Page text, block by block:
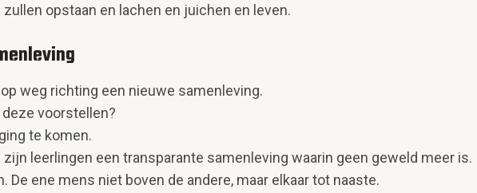
opstaan en lachen en juichen en leven.
weg richting een nieuwe samenleving.
voorstellen?
te komen.
leerlingen een transparante samenleving waarin geen geweld meer is.
De ene mens niet boven de andere, maar elkaar tot naaste.